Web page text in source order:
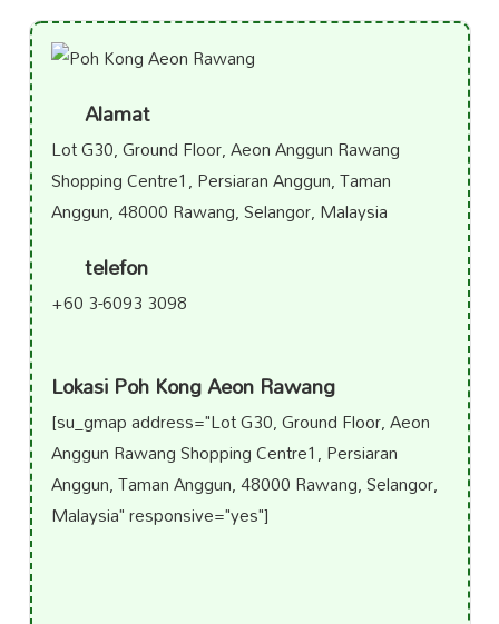
Alamat
Lot G30, Ground Floor, Aeon Anggun Rawang
Shopping Centre1, Persiaran Anggun, Taman
Anggun, 48000 Rawang, Selangor, Malaysia
telefon
+60 3-6093 3098
Lokasi Poh Kong Aeon Rawang
[su_gmap address="Lot G30, Ground Floor, Aeon
Anggun Rawang Shopping Centre1, Persiaran
Anggun, Taman Anggun, 48000 Rawang, Selangor,
Malaysia" responsive="yes"]